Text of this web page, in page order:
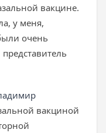
вакцине.
у меня,
очень
вакциной